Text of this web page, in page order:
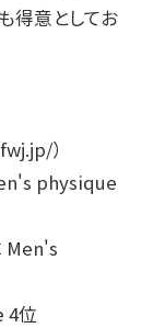
得意としてお
）
physique
Men's
4位